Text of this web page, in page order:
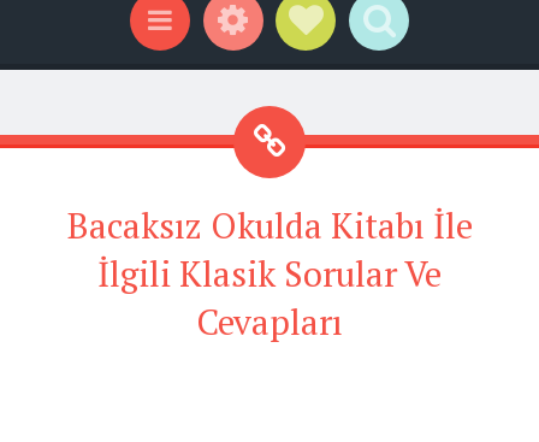
Menu WidgetsSocial Links
Search
Bacaksız Okulda Kitabı İle
İlgili Klasik Sorular Ve
Cevapları